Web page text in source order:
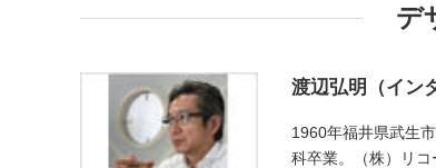
デ
渡辺弘明（イン
1960年福井県武生
科卒業。（株）リ